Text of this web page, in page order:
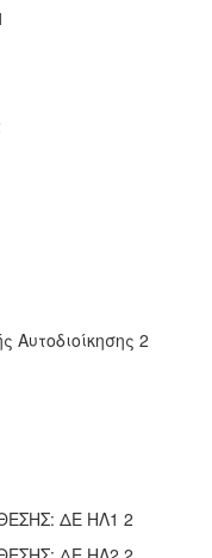
Αυτοδιοίκησης 2
ΔΕ ΗΛ1 2